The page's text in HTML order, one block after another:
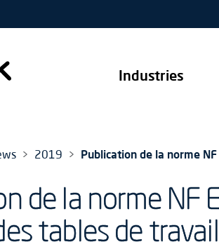
Industries
2019 Publication de la norme
de la norme NF
tables de